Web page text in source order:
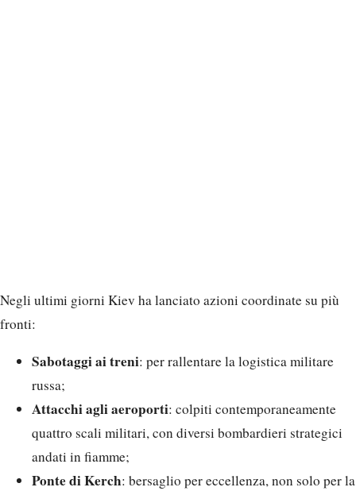
Negli ultimi giorni Kiev ha lanciato azioni coordinate su più
fronti:
Sabotaggi ai treni: per rallentare la logistica militare
russa;
Attacchi agli aeroporti: colpiti contemporaneamente
quattro scali militari, con diversi bombardieri strategici
andati in fiamme;
Ponte di Kerch: bersaglio per eccellenza, non solo per la